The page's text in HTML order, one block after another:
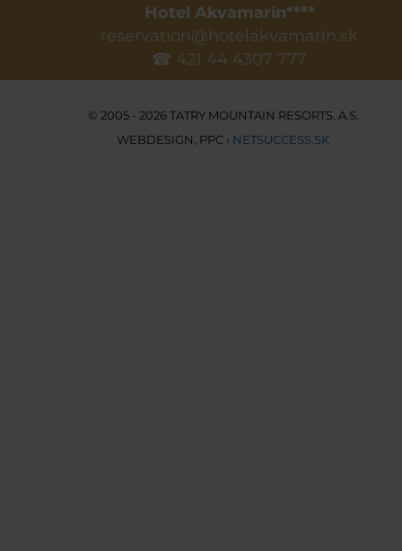
Hotel Akvamarín****
reservation@hotelakvamarin.sk
☎ 421 44 4307 777
© 2005 - 2026 TATRY MOUNTAIN RESORTS, A.S.
WEBDESIGN PPC › NETSUCCESS.SK